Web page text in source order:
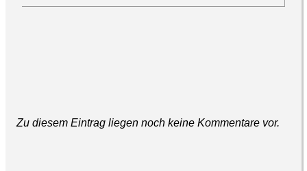
Zu diesem Eintrag liegen noch keine Kommentare vor.